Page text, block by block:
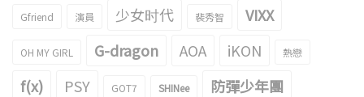
Gfriend 演員 少女时代 裴秀智 VIXX
OH MY GIRL G-dragon AOA iKON 熱戀
f(x) PSY GOT7 SHINee 防彈少年團